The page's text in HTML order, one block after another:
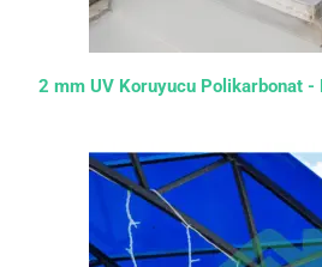
2 mm UV Koruyucu Polikarbonat -